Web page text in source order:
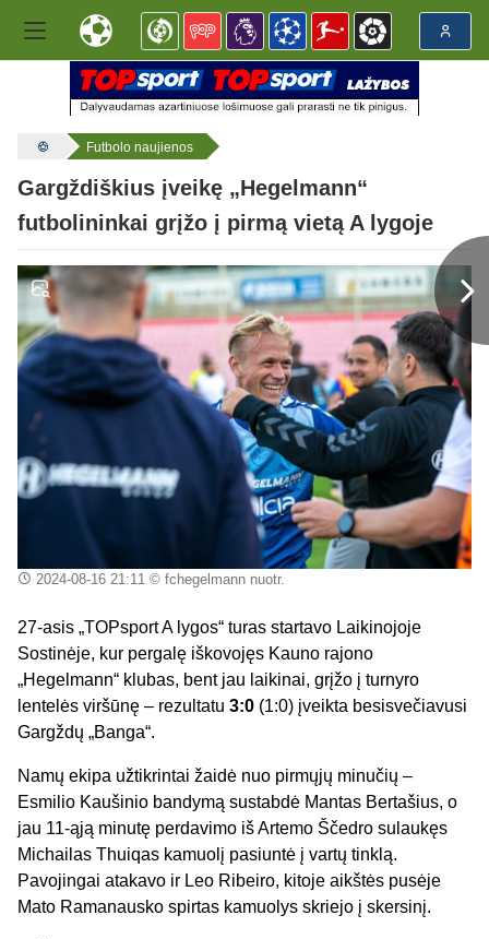
Futbolo naujienos
Gargždiškius įveikę „Hegelmann“
futbolininkai grįžo į pirmą vietą A lygoje
2024-08-16 21:11 © fchegelmann nuotr.
27-asis „TOPsport A lygos“ turas startavo Laikinojoje
Sostinėje, kur pergalę iškovojęs Kauno rajono
„Hegelmann“ klubas, bent jau laikinai, grįžo į turnyro
lentelės viršūnę – rezultatu 3:0 (1:0) įveikta besisvečiavusi
Gargždų „Banga“.
Namų ekipa užtikrintai žaidė nuo pirmųjų minučių –
Esmilio Kaušinio bandymą sustabdė Mantas Bertašius, o
jau 11-ąją minutę perdavimo iš Artemo Ščedro sulaukęs
Michailas Thuiqas kamuolį pasiuntė į vartų tinklą.
Pavojingai atakavo ir Leo Ribeiro, kitoje aikštės pusėje
Mato Ramanausko spirtas kamuolys skriejo į skersinį.